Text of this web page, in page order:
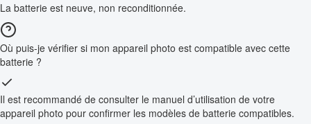
La batterie est neuve, non reconditionnée.
Où puis-je vérifier si mon appareil photo est compatible avec cette
batterie ?
Il est recommandé de consulter le manuel d’utilisation de votre
appareil photo pour confirmer les modèles de batterie compatibles.